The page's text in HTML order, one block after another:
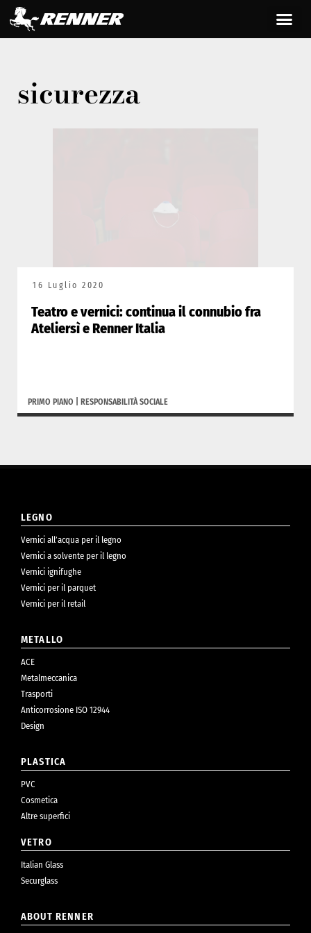
sicurezza
16 Luglio 2020
Teatro e vernici: continua il connubio fra
Ateliersì e Renner Italia
PRIMO PIANO RESPONSABILITÀ SOCIALE
LEGNO
Vernici all’acqua per il legno
Vernici a solvente per il legno
Vernici ignifughe
Vernici per il parquet
Vernici per il retail
METALLO
ACE
Metalmeccanica
Trasporti
Anticorrosione ISO 12944
Design
PLASTICA
PVC
Cosmetica
Altre superfici
VETRO
Italian Glass
Securglass
ABOUT RENNER